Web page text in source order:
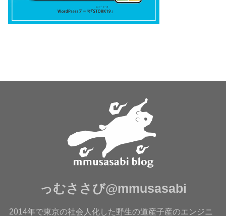
っむささび@mmusasabi
2014年で東京の社会人化した野生の道産子産のエンジニ